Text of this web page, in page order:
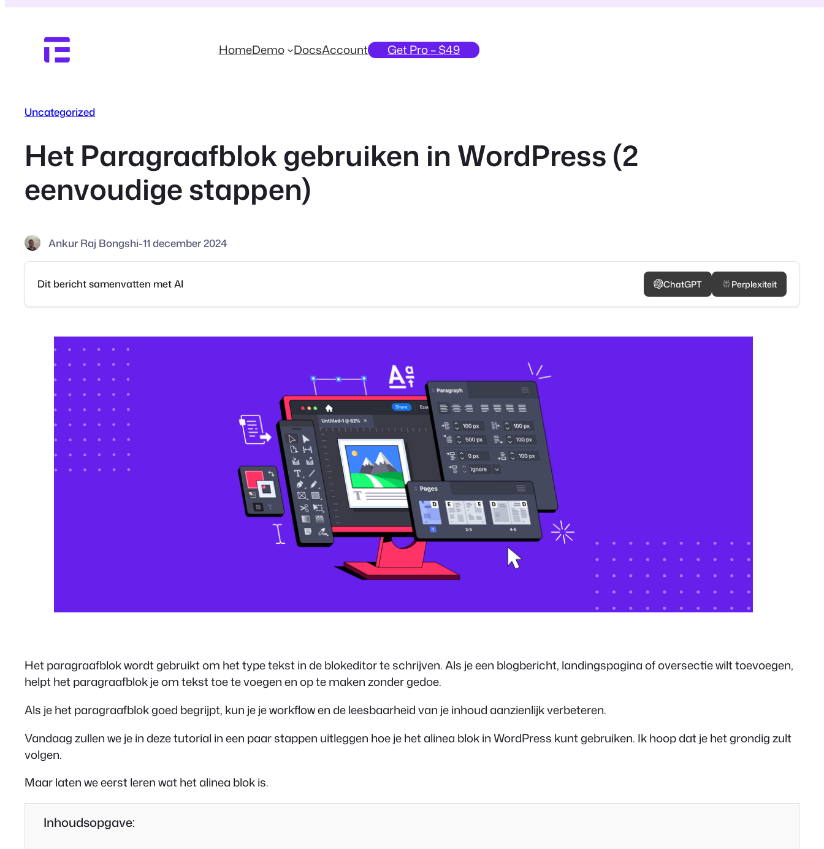
HomeDemo DocsAccount Get Pro – $49
Uncategorized
Het Paragraafblok gebruiken in WordPress (2
eenvoudige stappen)
Ankur Raj Bongshi-11 december 2024
Dit bericht samenvatten met AI ChatGPT Perplexiteit
Het paragraafblok wordt gebruikt om het type tekst in de blokeditor te schrijven. Als je een blogbericht, landingspagina of oversectie wilt toevoegen,
helpt het paragraafblok je om tekst toe te voegen en op te maken zonder gedoe.
Als je het paragraafblok goed begrijpt, kun je je workflow en de leesbaarheid van je inhoud aanzienlijk verbeteren.
Vandaag zullen we je in deze tutorial in een paar stappen uitleggen hoe je het alinea blok in WordPress kunt gebruiken. Ik hoop dat je het grondig zult
volgen.
Maar laten we eerst leren wat het alinea blok is.
Inhoudsopgave: